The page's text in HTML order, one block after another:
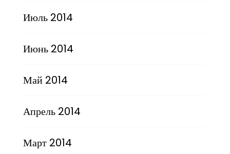
Июль 2014
Июнь 2014
Май 2014
Апрель 2014
Март 2014